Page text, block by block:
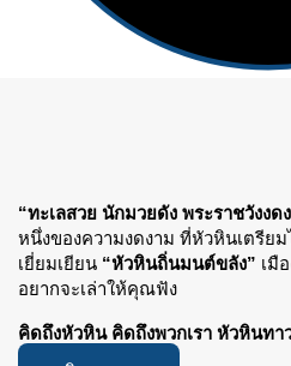
“ทะเลสวย นักมวยดัง พระราชวังงด
หนึ่งของความงดงาม ที่หัวหินเตรีย
เยี่ยมเยียน “หัวหินถิ่นมนต์ขลัง” เมื
อยากจะเล่าให้คุณฟัง
คิดถึงหัวหิน คิดถึงพวกเรา หัวหินทา